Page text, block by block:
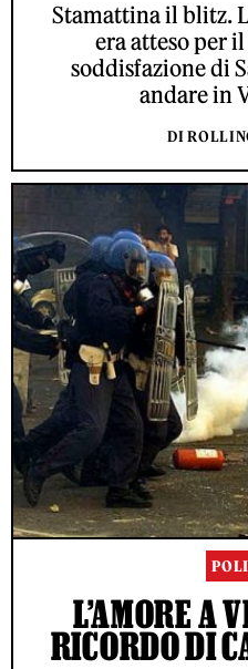
Stamattina il blitz.
era atteso per
soddisfazione di
andare in
DI
L’AMORE A
RICORDO DI